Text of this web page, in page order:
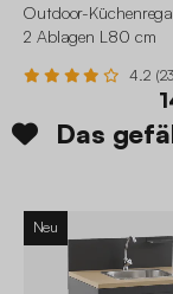
Outdoor-
2 Ablagen L80 cm
4.2
Das
Neu